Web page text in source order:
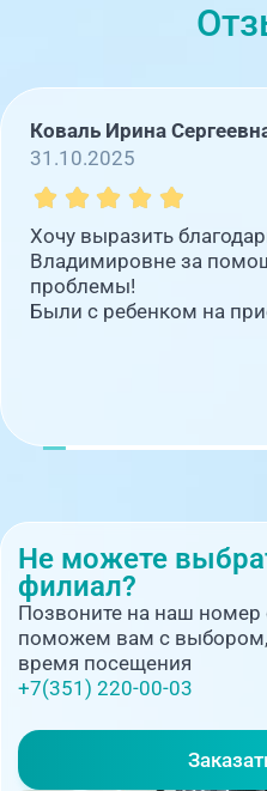
Коваль Ирина
31.10.2025
Хочу выразить
Владимировне за
проблемы!
Были с ребенком на
Не можете
филиал?
Позвоните на наш
поможем вам с
время посещения
+7(351) 220-00-03